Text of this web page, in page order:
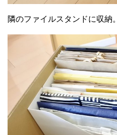
隣のファイルスタンドに収納。